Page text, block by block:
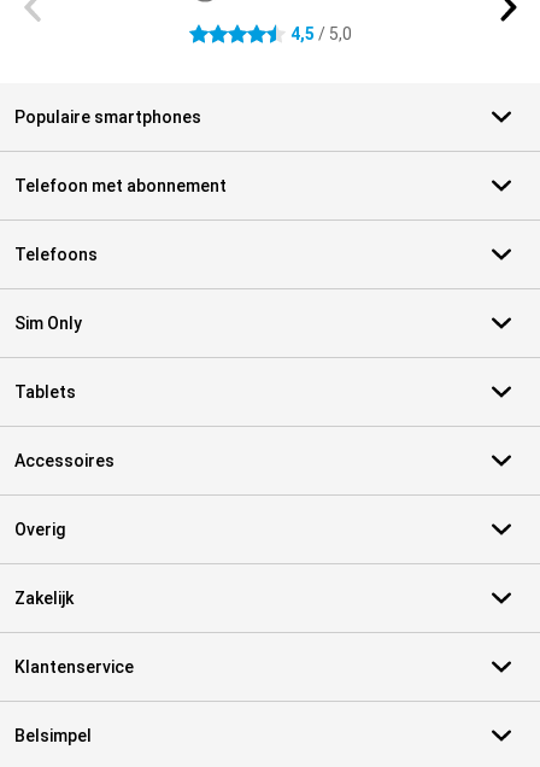
4.5 sterren 4,5 / 5,0
Populaire smartphones
Telefoon met abonnement
Telefoons
Sim Only
Tablets
Accessoires
Overig
Zakelijk
Klantenservice
Belsimpel